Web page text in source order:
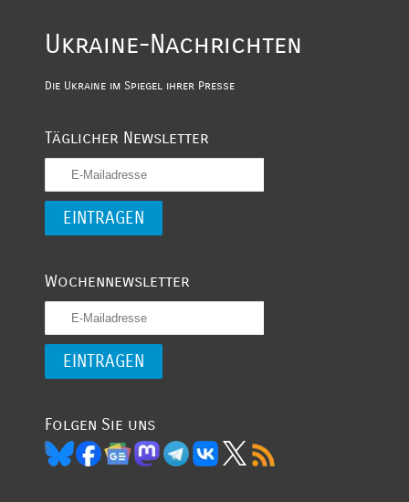
Ukraine-Nachrichten
Die Ukraine im Spiegel ihrer Presse
Täglicher Newsletter
Wochennewsletter
Folgen Sie uns